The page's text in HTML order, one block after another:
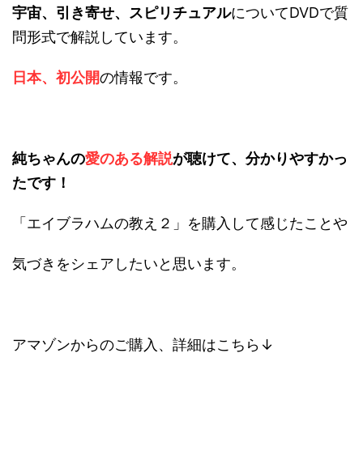
宇宙、引き寄せ、スピリチュアルについてDVDで質
問形式で解説しています。
日本、初公開の情報です。
純ちゃんの愛のある解説が聴けて、分かりやすかっ
たです！
「エイブラハムの教え２」を購入して感じたことや
気づきをシェアしたいと思います。
アマゾンからのご購入、詳細はこちら↓